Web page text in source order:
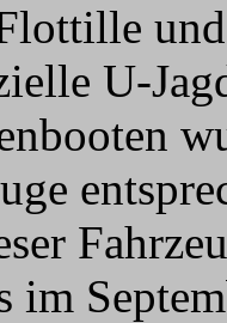
U-
im